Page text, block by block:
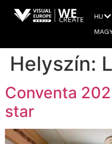
HU
Helyszín:
Conventa
star